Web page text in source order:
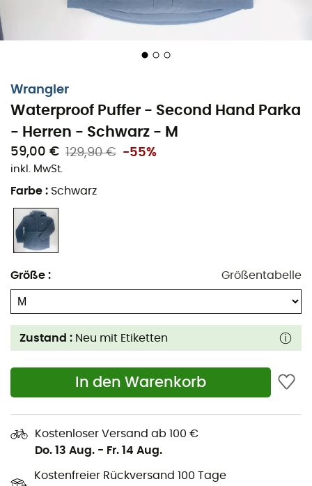
Wrangler
Waterproof Puffer - Second Hand Parka
- Herren - Schwarz - M
59,00 € 129,90 € -55%
inkl. MwSt.
Farbe : Schwarz
Größe : Größentabelle
Zustand : Neu mit Etiketten
In den Warenkorb
Kostenloser Versand ab 100 €
Do. 13 Aug. - Fr. 14 Aug.
Kostenfreier Rückversand 100 Tage